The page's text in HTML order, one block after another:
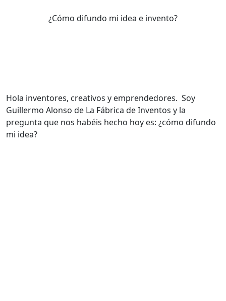
¿Cómo difundo mi idea e invento?
Hola inventores, creativos y emprendedores. Soy
Guillermo Alonso de La Fábrica de Inventos y la
pregunta que nos habéis hecho hoy es: ¿cómo difundo
mi idea?